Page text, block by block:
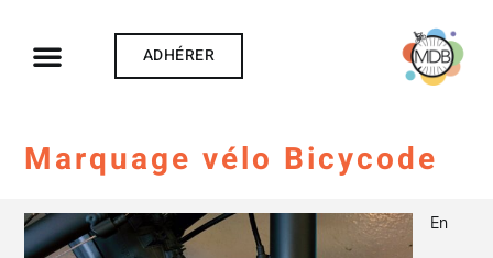
ADHÉRER
Marquage vélo Bicycode
En